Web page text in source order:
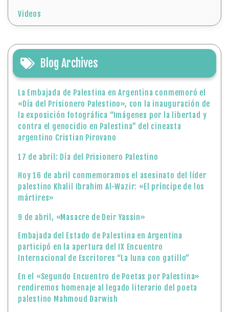
Videos
Blog Archives
La Embajada de Palestina en Argentina conmemoró el
«Día del Prisionero Palestino», con la inauguración de
la exposición fotográfica “Imágenes por la libertad y
contra el genocidio en Palestina” del cineasta
argentino Cristian Pirovano
17 de abril: Día del Prisionero Palestino
Hoy 16 de abril conmemoramos el asesinato del líder
palestino Khalil Ibrahim Al-Wazir: «El príncipe de los
mártires»
9 de abril, «Masacre de Deir Yassin»
Embajada del Estado de Palestina en Argentina
participó en la apertura del IX Encuentro
Internacional de Escritores “La luna con gatillo”
En el «Segundo Encuentro de Poetas por Palestina»
rendiremos homenaje al legado literario del poeta
palestino Mahmoud Darwish